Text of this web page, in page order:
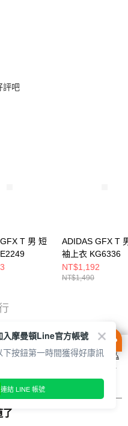
評吧
T 男 短
ADIDAS GFX T
袖上衣 KG6336
NT$1,192
NT$1,490
cookie 方式之詳情，及若您不希
cookie 設定，請參閱本網站「
隱私
即表示您同意本公司得按本網站使
了
入摩曼頓Line官方帳號
下按鈕第一時間獲得好康訊
連結 LINE 帳號